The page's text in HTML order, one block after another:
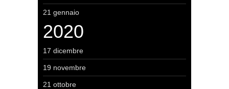
21 gennaio
2020
17 dicembre
19 novembre
21 ottobre